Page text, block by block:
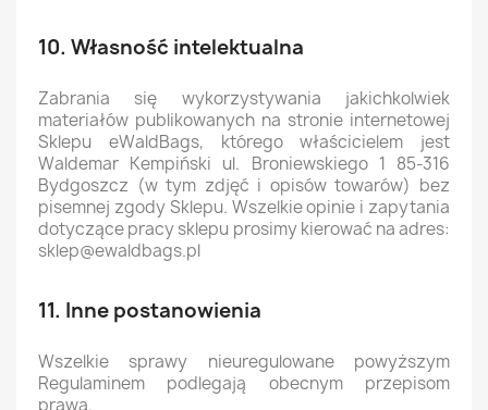
10. Własność intelektualna
Zabrania się wykorzystywania jakichkolwiek
materiałów publikowanych na stronie internetowej
Sklepu eWaldBags, którego właścicielem jest
Waldemar Kempiński ul. Broniewskiego 1 85-316
Bydgoszcz (w tym zdjęć i opisów towarów) bez
pisemnej zgody Sklepu. Wszelkie opinie i zapytania
dotyczące pracy sklepu prosimy kierować na adres:
sklep@ewaldbags.pl
11. Inne postanowienia
Wszelkie sprawy nieuregulowane powyższym
Regulaminem podlegają obecnym przepisom
prawa.